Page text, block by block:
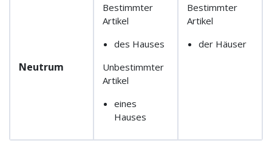
Neutrum
Bestimmter
Artikel
des Hauses
Unbestimmter
Artikel
eines
Hauses
Bestimmter
Artikel
der Häuser